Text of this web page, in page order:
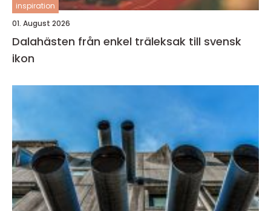
inspiration
01. August 2026
Dalahästen från enkel träleksak till svensk
ikon